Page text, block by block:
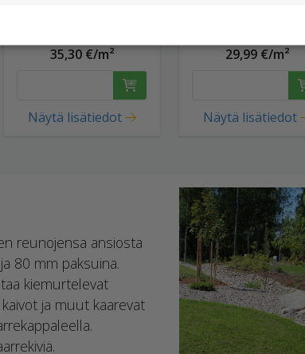
35,30 €/m²
Näytä lisätiedot
29,99 €/m²
Näytä lisätiedot
reunojensa ansiosta
80 mm paksuina.
kiemurtelevat
ja muut kaarevat